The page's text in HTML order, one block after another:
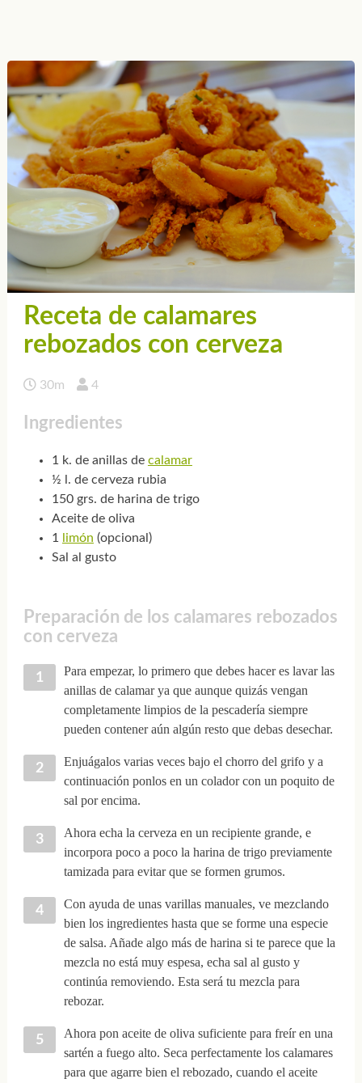
Receta de calamares
rebozados con cerveza
30m 4
Ingredientes
1 k. de anillas de calamar
½ l. de cerveza rubia
150 grs. de harina de trigo
Aceite de oliva
1
limón (opcional)
Sal al gusto
Preparación de los calamares rebozados
con cerveza
Para empezar, lo primero que debes hacer es lavar las
anillas de calamar ya que aunque quizás vengan
completamente limpios de la pescadería siempre
pueden contener aún algún resto que debas desechar.
Enjuágalos varias veces bajo el chorro del grifo y a
continuación ponlos en un colador con un poquito de
sal por encima.
Ahora echa la cerveza en un recipiente grande, e
incorpora poco a poco la harina de trigo previamente
tamizada para evitar que se formen grumos.
Con ayuda de unas varillas manuales, ve mezclando
bien los ingredientes hasta que se forme una especie
de salsa. Añade algo más de harina si te parece que la
mezcla no está muy espesa, echa sal al gusto y
continúa removiendo. Esta será tu mezcla para
rebozar.
Ahora pon aceite de oliva suficiente para freír en una
sartén a fuego alto. Seca perfectamente los calamares
para que agarre bien el rebozado, cuando el aceite